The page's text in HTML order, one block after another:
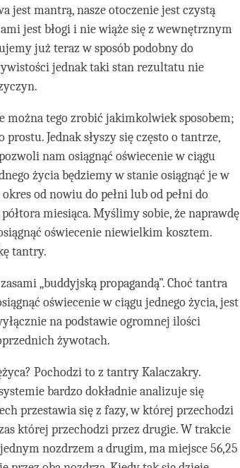
jest mantrą, nasze otoczenie jest czystą
jest błogi i nie wiąże się z wewnętrznym
już teraz w sposób podobny do
jednak taki stan rezultatu nie
tego zrobić jakimkolwiek sposobem;
Jednak słyszy się często o tantrze,
nam osiągnąć oświecenie w ciągu
życia będziemy w stanie osiągnąć je w
od nowiu do pełni lub od pełni do
miesiąca. Myślimy sobie, że naprawdę
oświecenie niewielkim kosztem.
tantry.
„buddyjską propagandą”. Choć tantra
oświecenie w ciągu jednego życia, jest
na podstawie ogromnej ilości
żywotach.
Pochodzi to z tantry Kalaczakry.
bardzo dokładnie analizuje się
przestawia się z fazy, w której przechodzi
której przechodzi przez drugie. W trakcie
nozdrzem a drugim, ma miejsce 56,25